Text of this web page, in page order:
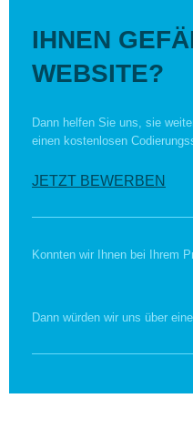
IHNEN
WEBSITE?
Dann helfen Sie uns, sie
einen kostenlosen
JETZT BEWERBEN
Konnten wir Ihnen bei Ihrem
Dann würden wir uns über